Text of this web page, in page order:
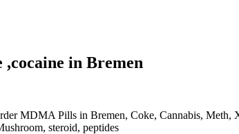
in Bremen
MDMA Pills in Bremen, Coke, Cannabis,
steroid, peptides